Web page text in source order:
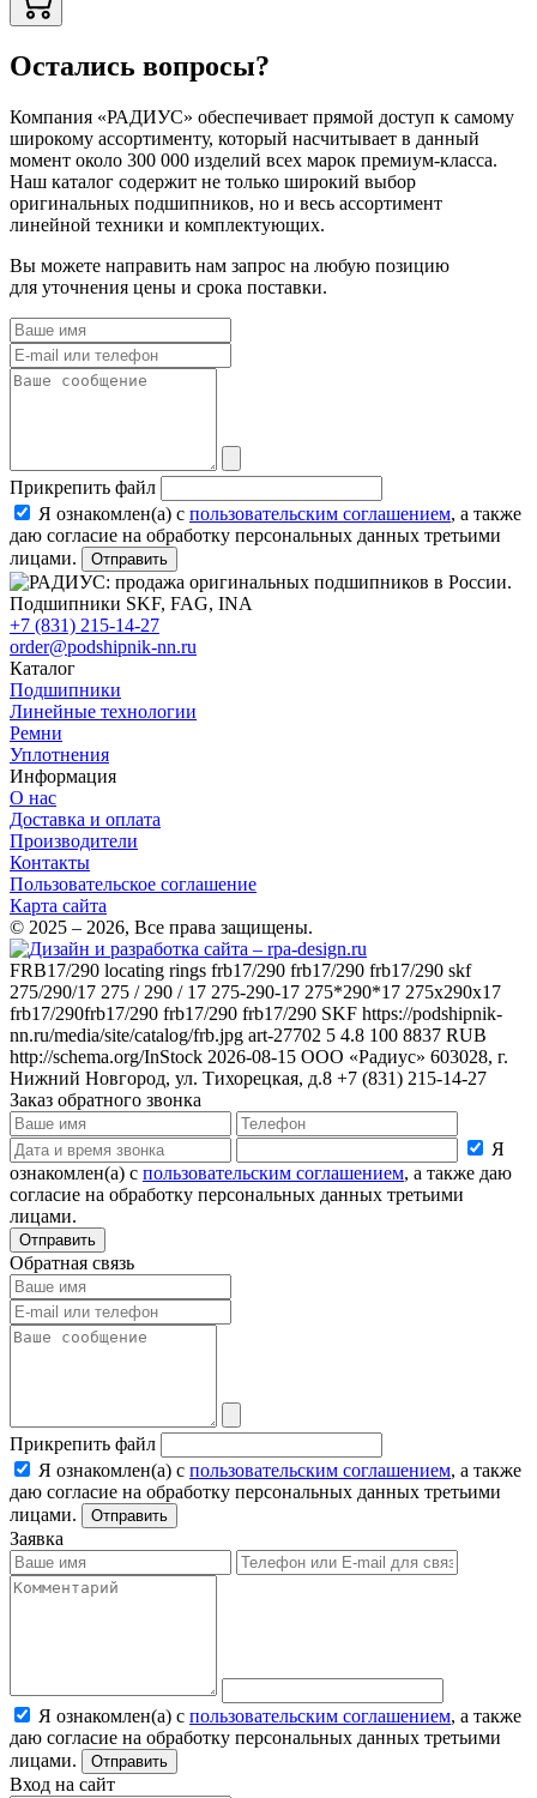
Остались вопросы?
Компания «РАДИУС» обеспечивает прямой доступ к самому
широкому ассортименту, который насчитывает в данный
момент около 300 000 изделий всех марок премиум-класса.
Наш каталог содержит не только широкий выбор
оригинальных подшипников, но и весь ассортимент
линейной техники и комплектующих.
Вы можете направить нам запрос на любую позицию
для уточнения цены и срока поставки.
Прикрепить файл
Я ознакомлен(а) с пользовательским соглашением, а также
даю согласие на обработку персональных данных третьими
лицами.
Отправить
+7 (831) 215-14-27
order@podshipnik-nn.ru
Каталог
Подшипники
Линейные технологии
Ремни
Уплотнения
Информация
О нас
Доставка и оплата
Производители
Контакты
Пользовательское соглашение
Карта сайта
© 2025 – 2026, Все права защищены.
FRB17/290 locating rings frb17/290 frb17/290 frb17/290 skf
275/290/17 275 / 290 / 17 275-290-17 275*290*17 275x290x17
frb17/290frb17/290 frb17/290 frb17/290 SKF https://podshipnik-
nn.ru/media/site/catalog/frb.jpg art-27702 5 4.8 100 8837 RUB
http://schema.org/InStock 2026-08-15 ООО «Радиус» 603028, г.
Нижний Новгород, ул. Тихорецкая, д.8 +7 (831) 215-14-27
Заказ обратного звонка
Я
ознакомлен(а) с пользовательским соглашением, а также даю
согласие на обработку персональных данных третьими
лицами.
Отправить
Обратная связь
Прикрепить файл
Я ознакомлен(а) с пользовательским соглашением, а также
даю согласие на обработку персональных данных третьими
лицами.
Отправить
Заявка
Я ознакомлен(а) с пользовательским соглашением, а также
даю согласие на обработку персональных данных третьими
лицами.
Отправить
Вход на сайт